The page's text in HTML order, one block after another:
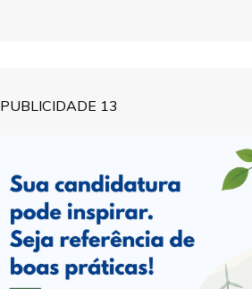
PUBLICIDADE 13